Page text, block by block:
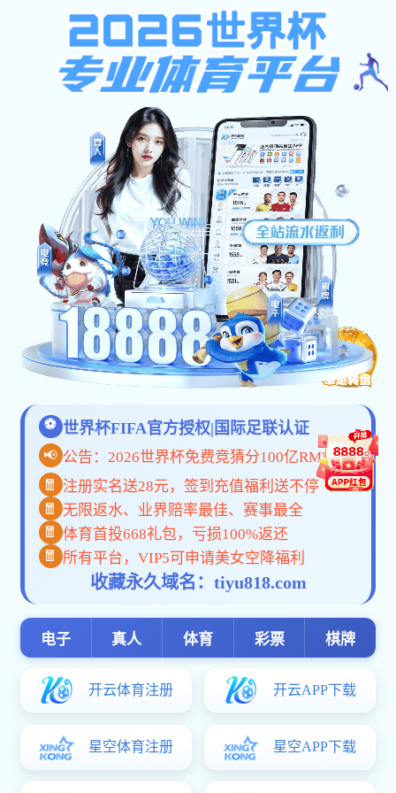
新浪体育新浪网
智
慧
校
园
办
公
网
OA VPN
图
书
馆
校
友
天
地
领
导
信
箱
邮
箱
EN
顾